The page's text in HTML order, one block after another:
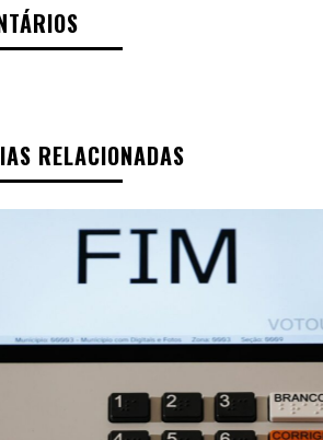
RELACIONADAS